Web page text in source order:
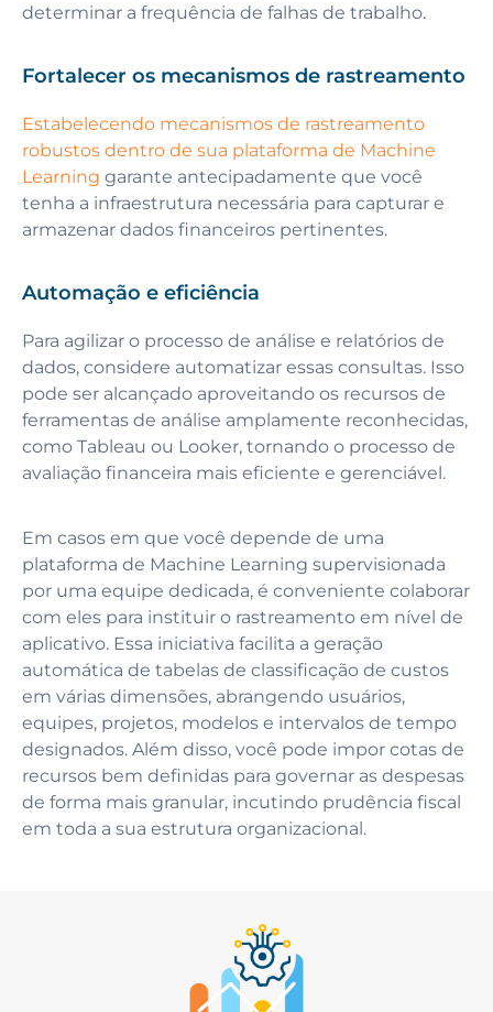
determinar a frequência de falhas de trabalho.
Fortalecer os mecanismos de rastreamento
Estabelecendo mecanismos de rastreamento
robustos dentro de sua plataforma de Machine
Learning garante antecipadamente que você
tenha a infraestrutura necessária para capturar e
armazenar dados financeiros pertinentes.
Automação e eficiência
Para agilizar o processo de análise e relatórios de
dados, considere automatizar essas consultas. Isso
pode ser alcançado aproveitando os recursos de
ferramentas de análise amplamente reconhecidas,
como Tableau ou Looker, tornando o processo de
avaliação financeira mais eficiente e gerenciável.
Em casos em que você depende de uma
plataforma de Machine Learning supervisionada
por uma equipe dedicada, é conveniente colaborar
com eles para instituir o rastreamento em nível de
aplicativo. Essa iniciativa facilita a geração
automática de tabelas de classificação de custos
em várias dimensões, abrangendo usuários,
equipes, projetos, modelos e intervalos de tempo
designados. Além disso, você pode impor cotas de
recursos bem definidas para governar as despesas
de forma mais granular, incutindo prudência fiscal
em toda a sua estrutura organizacional.